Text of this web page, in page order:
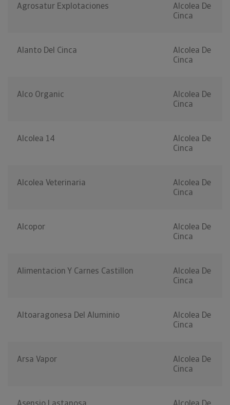
Agrosatur Explotaciones
Alcolea De
Cinca
Alanto Del Cinca
Alcolea De
Cinca
Alco Organic
Alcolea De
Cinca
Alcolea 14
Alcolea De
Cinca
Alcolea Veterinaria
Alcolea De
Cinca
Alcopor
Alcolea De
Cinca
Alimentacion Y Carnes Castillon
Alcolea De
Cinca
Altoaragonesa Del Aluminio
Alcolea De
Cinca
Arsa Vapor
Alcolea De
Cinca